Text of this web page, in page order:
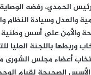
الحمدي، رفضه
والعدل وسيادة النظام
والأمن على أسس
وربطها باللجنة
أعضاء مجلس